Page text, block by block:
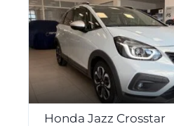
Honda Jazz Crosstar